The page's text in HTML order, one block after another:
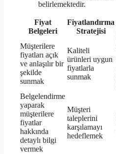
belirlemektedir.
Fiyat
Belgeleri
Fiyatlandırma
Stratejisi
Müşterilere
fiyatları açık
ve anlaşılır bir
şekilde
sunmak
Kaliteli
ürünleri uygun
fiyatlarla
sunmak
Belgelendirme
yaparak
müşterilere
fiyatlar
hakkında
detaylı bilgi
vermek
Müşteri
taleplerini
karşılamayı
hedeflemek